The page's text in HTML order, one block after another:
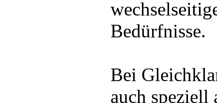
Bedürfnisse.
Bei
auch speziell